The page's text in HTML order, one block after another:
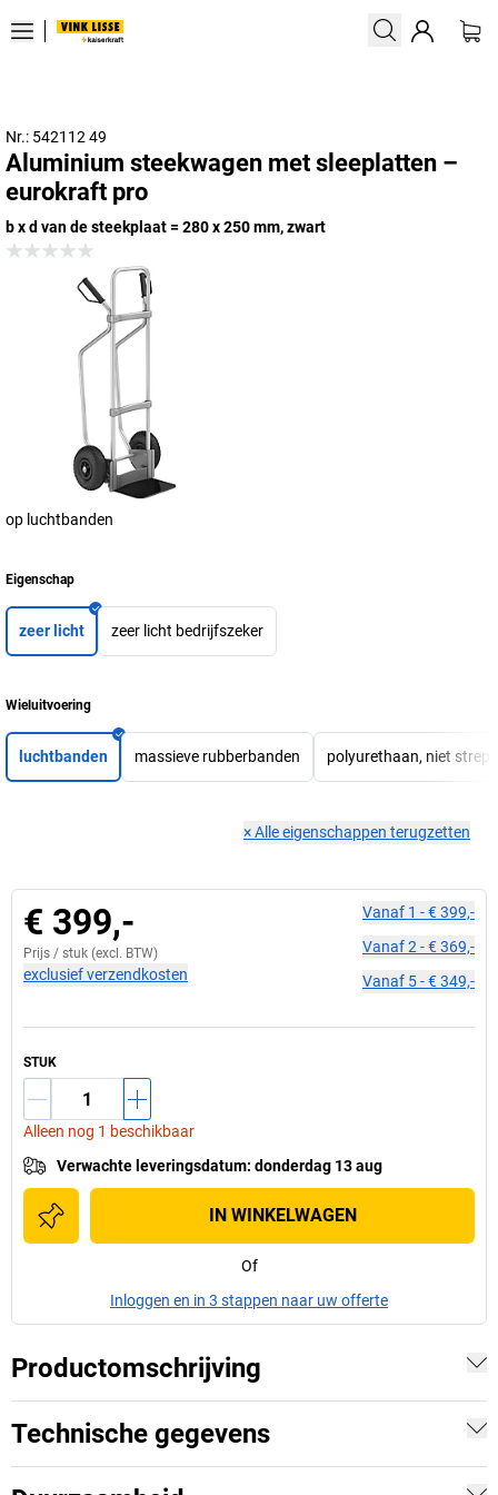
Nr.: 542112 49
Aluminium steekwagen met sleeplatten –
eurokraft pro
b x d van de steekplaat = 280 x 250 mm, zwart
op luchtbanden
Eigenschap
zeer licht zeer licht bedrijfszeker
Wieluitvoering
luchtbanden massieve rubberbanden polyurethaan, niet
×Alle eigenschappen terugzetten
€ 399,-
Prijs / stuk (excl. BTW)
exclusief verzendkosten
Vanaf 1 -€ 399,-
Vanaf2 -€ 369,-
Vanaf 5-€ 349,-
STUK
Alleen nog 1 beschikbaar
Verwachte leveringsdatum: donderdag 13 aug
IN WINKELWAGEN
Of
Inloggen en in 3 stappen naar uw offerte
Productomschrijving
Technische gegevens